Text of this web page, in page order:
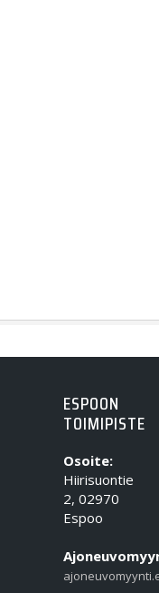
ESPOON
TOIMIPISTE
Osoite:
Hiirisuontie
2, 02970
Espoo